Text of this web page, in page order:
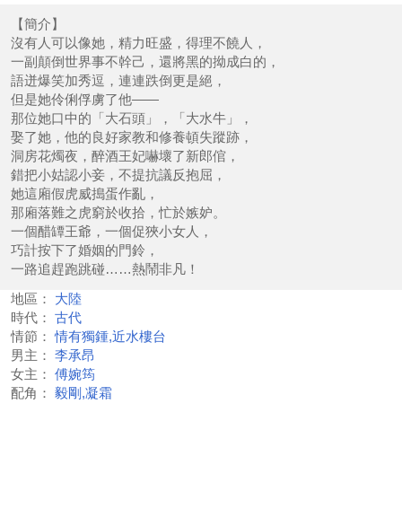
【簡介】
沒有人可以像她，精力旺盛，得理不饒人，
一副顛倒世界事不幹己，還將黑的拗成白的，
語迸爆笑加秀逗，連連跌倒更是絕，
但是她伶俐俘虜了他——
那位她口中的「大石頭」，「大水牛」，
娶了她，他的良好家教和修養頓失蹤跡，
洞房花燭夜，醉酒王妃嚇壞了新郎倌，
錯把小姑認小妾，不提抗議反抱屈，
她這廂假虎威搗蛋作亂，
那廂落難之虎窮於收拾，忙於嫉妒。
一個醋罈王爺，一個促狹小女人，
巧計按下了婚姻的門鈴，
一路追趕跑跳碰……熱鬧非凡！
地區：
大陸
時代：
古代
情節： 情有獨鍾,近水樓台
男主：
李承昂
女主：
傅婉筠
配角：
毅剛,凝霜